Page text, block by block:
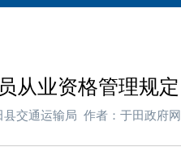
从业资格管理规定
县交通运输局 作者：于田政府